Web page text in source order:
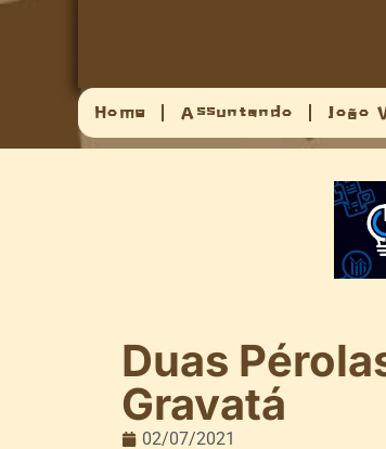
Home Assuntando João
Duas
Gravatá
02/07/2021